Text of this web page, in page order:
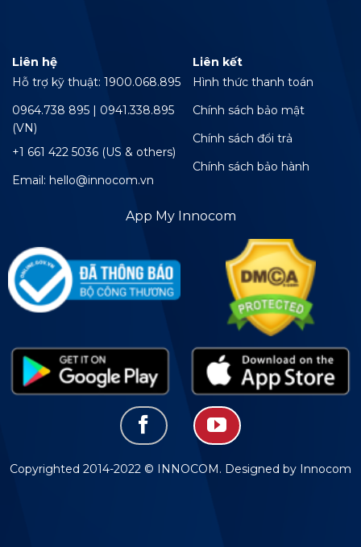
Liên hệ
Hỗ trợ kỹ thuật: 1900.068.895
0964.738 895 | 0941.338.895
(VN)
+1 661 422 5036 (US & others)
Email: hello@innocom.vn
Liên kết
Hình thức thanh toán
Chính sách bảo mật
Chính sách đổi trả
Chính sách bảo hành
App My Innocom
Copyrighted 2014-2022 © INNOCOM. Designed by Innocom